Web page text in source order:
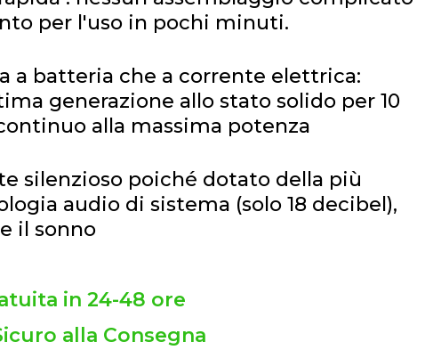
per l'uso in pochi minuti.
a batteria che a corrente elettrica:
generazione allo stato solido per 10
alla massima potenza
silenzioso poiché dotato della più
audio di sistema (solo 18 decibel),
il sonno
in 24-48 ore
alla Consegna